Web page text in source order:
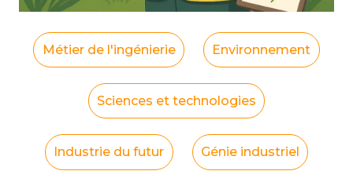
Métier de l'ingénierie Environnement
Sciences et technologies
Industrie du futur Génie industriel